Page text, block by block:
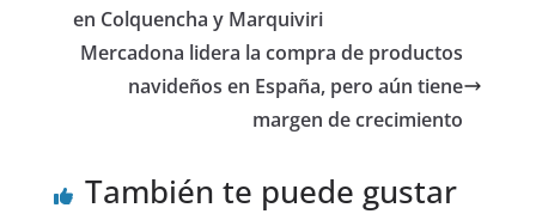
en Colquencha y Marquiviri
Mercadona lidera la compra de productos
navideños en España, pero aún tiene
margen de crecimiento
También te puede gustar